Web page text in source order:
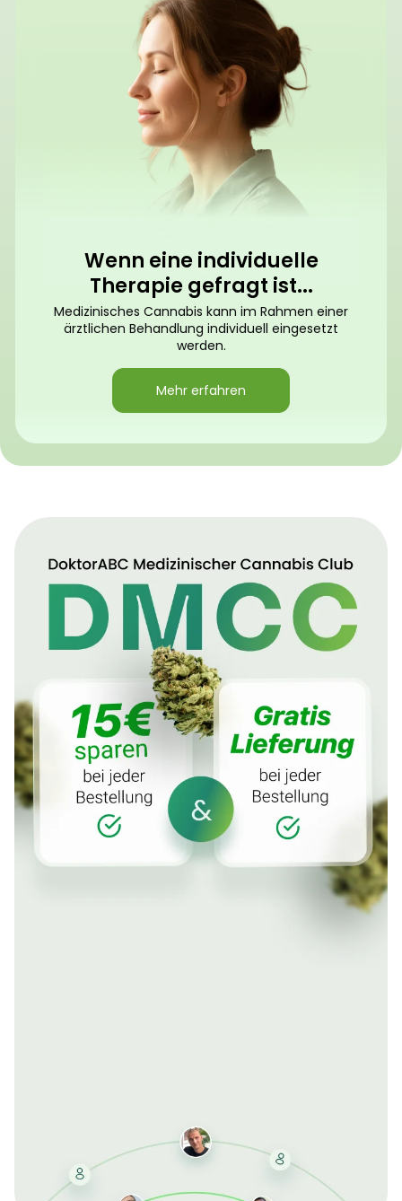
Wenn eine individuelle
Therapie gefragt ist...
Medizinisches Cannabis kann im Rahmen einer
ärztlichen Behandlung individuell eingesetzt
werden.
Mehr erfahren